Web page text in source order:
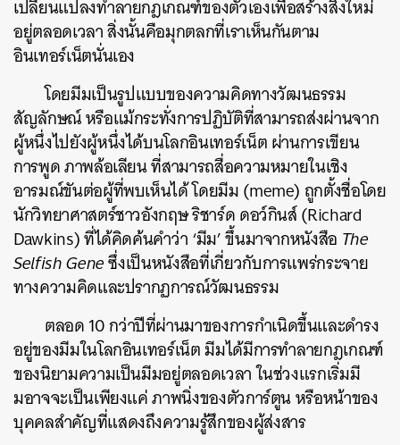
เปลี่ยนแปลงทำลายกฎเกณฑ์ของตัวเองเพื่อสร้างสิ่งใหม่
อยู่ตลอดเวลา สิ่งนั้นคือมุกตลกที่เราเห็นกันตาม
อินเทอร์เน็ตนั่นเอง
โดยมีมเป็นรูปแบบของความคิดทางวัฒนธรรม
สัญลักษณ์ หรือแม้กระทั่งการปฏิบัติที่สามารถส่งผ่านจาก
ผู้หนึ่งไปยังผู้หนึ่งได้บนโลกอินเทอร์เน็ต ผ่านการเขียน
การพูด ภาพล้อเลียน ที่สามารถสื่อความหมายในเชิง
อารมณ์ขันต่อผู้ที่พบเห็นได้ โดยมีม (meme) ถูกตั้งชื่อโดย
นักวิทยาศาสตร์ชาวอังกฤษ ริชาร์ด ดอว์กินส์ (Richard
Dawkins) ที่ได้คิดค้นคำว่า ‘มีม’ ขึ้นมาจากหนังสือ The
Selfish Geneซึ่งเป็นหนังสือที่เกี่ยวกับการแพร่กระจาย
ทางความคิดและปรากฏการณ์วัฒนธรรม
ตลอด 10 กว่าปีที่ผ่านมาของการกำเนิดขึ้นและดำรง
อยู่ของมีมในโลกอินเทอร์เน็ต มีมได้มีการทำลายกฎเกณฑ์
ของนิยามความเป็นมีมอยู่ตลอดเวลา ในช่วงแรกเริ่มมี
มอาจจะเป็นเพียงแค่ ภาพนิ่งของตัวการ์ตูน หรือหน้าของ
บุคคลสำคัญที่แสดงถึงความรู้สึกของผู้ส่งสาร